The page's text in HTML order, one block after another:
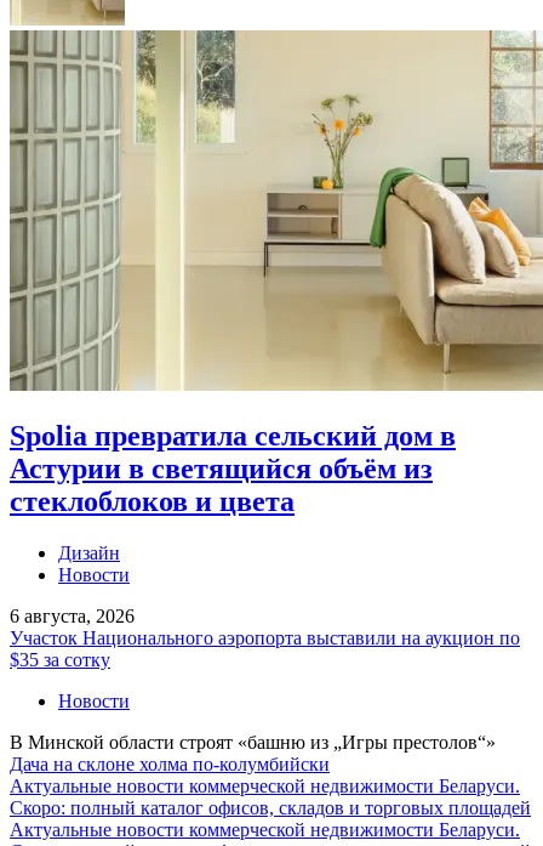
Spolia превратила сельский дом в
Астурии в светящийся объём из
стеклоблоков и цвета
Дизайн
Новости
6 августа, 2026
Участок Национального аэропорта выставили на аукцион по
$35 за сотку
Новости
В Минской области строят «башню из „Игры престолов“»
Дача на склоне холма по-колумбийски
Актуальные новости коммерческой недвижимости Беларуси.
Скоро: полный каталог офисов, складов и торговых площадей
Актуальные новости коммерческой недвижимости Беларуси.